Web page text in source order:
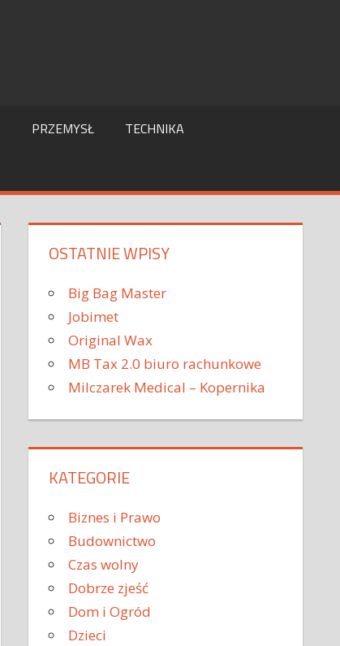
PRZEMYSŁ TECHNIKA
OSTATNIE WPISY
Big Bag Master
Jobimet
Original Wax
MB Tax 2.0 biuro rachunkowe
Milczarek Medical – Kopernika
KATEGORIE
Biznes i Prawo
Budownictwo
Czas wolny
Dobrze zjeść
Dom i Ogród
Dzieci